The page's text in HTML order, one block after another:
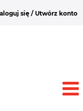
się / Utwórz konto